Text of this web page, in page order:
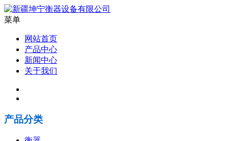
菜单
网站首页
产品中心
新闻中心
关于我们
产品分类